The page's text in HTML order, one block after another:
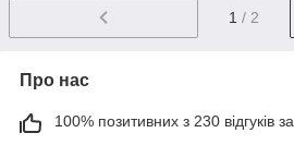
1 / 2
Про нас
100% позитивних з 230 відгуків за